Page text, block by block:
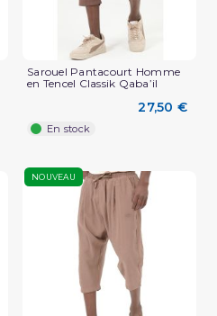
Sarouel Pantacourt Homme
en Tencel Classik Qaba’il
27,50 €
En stock
NOUVEAU